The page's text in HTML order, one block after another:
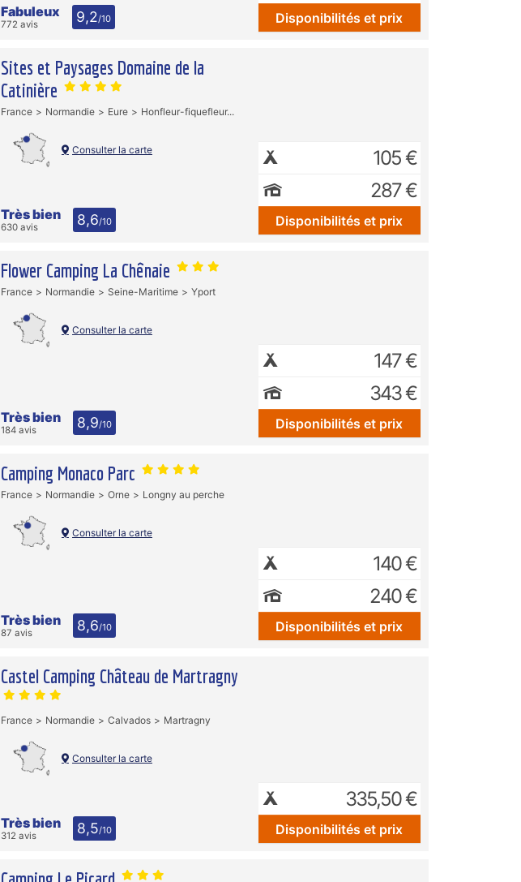
Fabuleux
772 avis 9,2/10 Disponibilités et prix
Sites et Paysages Domaine de la
Catinière
France Normandie Eure Honfleur-fiquefleur...
Consulter la carte
Très bien
630 avis 8,6/10
105 €
287 €
Disponibilités et prix
Flower Camping La Chênaie
France Normandie Seine-Maritime Yport
Consulter la carte
Très bien
184 avis 8,9/10
147 €
343 €
Disponibilités et prix
Camping Monaco Parc
France Normandie Orne Longny au perche
Consulter la carte
Très bien
87 avis 8,6/10
140 €
240 €
Disponibilités et prix
Castel Camping Château de Martragny
France Normandie Calvados Martragny
Consulter la carte
Très bien
312 avis 8,5/10
335,50 €
Disponibilités et prix